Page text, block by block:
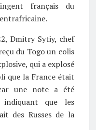
français du
Dmitry Sytiy, chef
du Togo un colis
qui a explosé
que la France était
une note a été
que les
des Russes de la